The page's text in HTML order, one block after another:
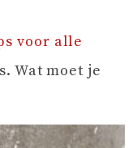
voor alle
Wat moet je